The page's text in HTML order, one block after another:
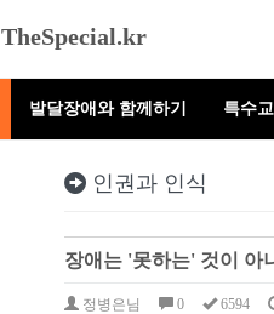
TheSpecial.kr
발달장애와 함께하기 특수
인권과 인식
장애는 '못하는' 것이 아
정병은님 0 6594